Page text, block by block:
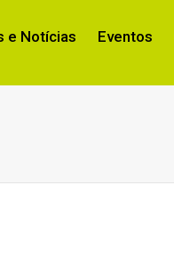
e Notícias Eventos